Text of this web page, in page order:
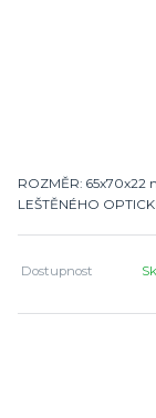
ROZMĚR: 65x70x22
LEŠTĚNÉHO
Dostupnost